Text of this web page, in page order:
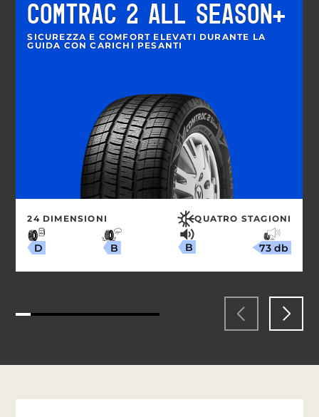
COMTRAC 2 ALL SEASON+
SICUREZZA E COMFORT ELEVATI DURANTE LA
GUIDA CON CARICHI PESANTI
24 DIMENSIONI QUATRO STAGIONI
D B B 73 db